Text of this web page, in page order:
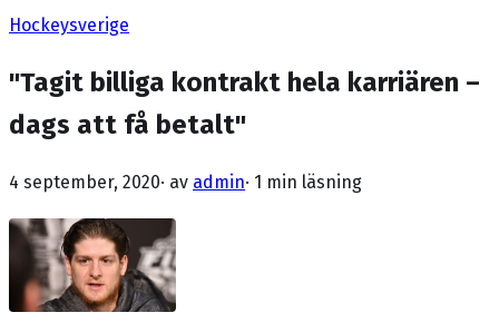
Hockeysverige
"Tagit billiga kontrakt hela karriären –
dags att få betalt"
4 september, 2020· av admin· 1 min läsning